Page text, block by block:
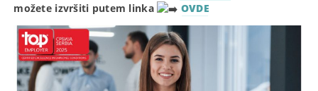
možete izvršiti putem linka
OVDE